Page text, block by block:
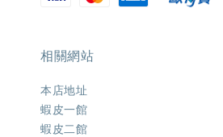
相關網站
本店地址
蝦皮一館
蝦皮二館